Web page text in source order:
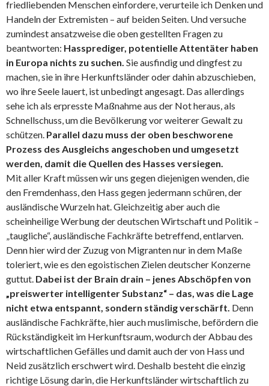
friedliebenden Menschen einfordere, verurteile ich Denken und
Handeln der Extremisten – auf beiden Seiten. Und versuche
zumindest ansatzweise die oben gestellten Fragen zu
beantworten: Hassprediger, potentielle Attentäter haben
in Europa nichts zu suchen. Sie ausfindig und dingfest zu
machen, sie in ihre Herkunftsländer oder dahin abzuschieben,
wo ihre Seele lauert, ist unbedingt angesagt. Das allerdings
sehe ich als erpresste Maßnahme aus der Not heraus, als
Schnellschuss, um die Bevölkerung vor weiterer Gewalt zu
schützen. Parallel dazu muss der oben beschworene
Prozess des Ausgleichs angeschoben und umgesetzt
werden, damit die Quellen des Hasses versiegen.
Mit aller Kraft müssen wir uns gegen diejenigen wenden, die
den Fremdenhass, den Hass gegen jedermann schüren, der
ausländische Wurzeln hat. Gleichzeitig aber auch die
scheinheilige Werbung der deutschen Wirtschaft und Politik –
„taugliche“, ausländische Fachkräfte betreffend, entlarven.
Denn hier wird der Zuzug von Migranten nur in dem Maße
toleriert, wie es den egoistischen Zielen deutscher Konzerne
guttut. Dabei ist der Brain drain – jenes Abschöpfen von
„preiswerter intelligenter Substanz“ – das, was die Lage
nicht etwa entspannt, sondern ständig verschärft. Denn
ausländische Fachkräfte, hier auch muslimische, befördern die
Rückständigkeit im Herkunftsraum, wodurch der Abbau des
wirtschaftlichen Gefälles und damit auch der von Hass und
Neid zusätzlich erschwert wird. Deshalb besteht die einzig
richtige Lösung darin, die Herkunftsländer wirtschaftlich zu